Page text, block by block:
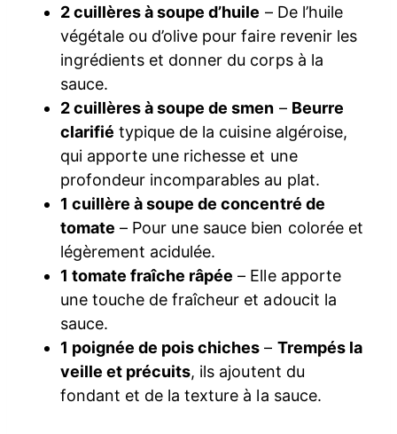
2 cuillères à soupe d’huile – De l’huile
végétale ou d’olive pour faire revenir les
ingrédients et donner du corps à la
sauce.
2 cuillères à soupe de smen – Beurre
clarifié typique de la cuisine algéroise,
qui apporte une richesse et une
profondeur incomparables au plat.
1 cuillère à soupe de concentré de
tomate – Pour une sauce bien colorée et
légèrement acidulée.
1 tomate fraîche râpée – Elle apporte
une touche de fraîcheur et adoucit la
sauce.
1 poignée de pois chiches – Trempés la
veille et précuits, ils ajoutent du
fondant et de la texture à la sauce.